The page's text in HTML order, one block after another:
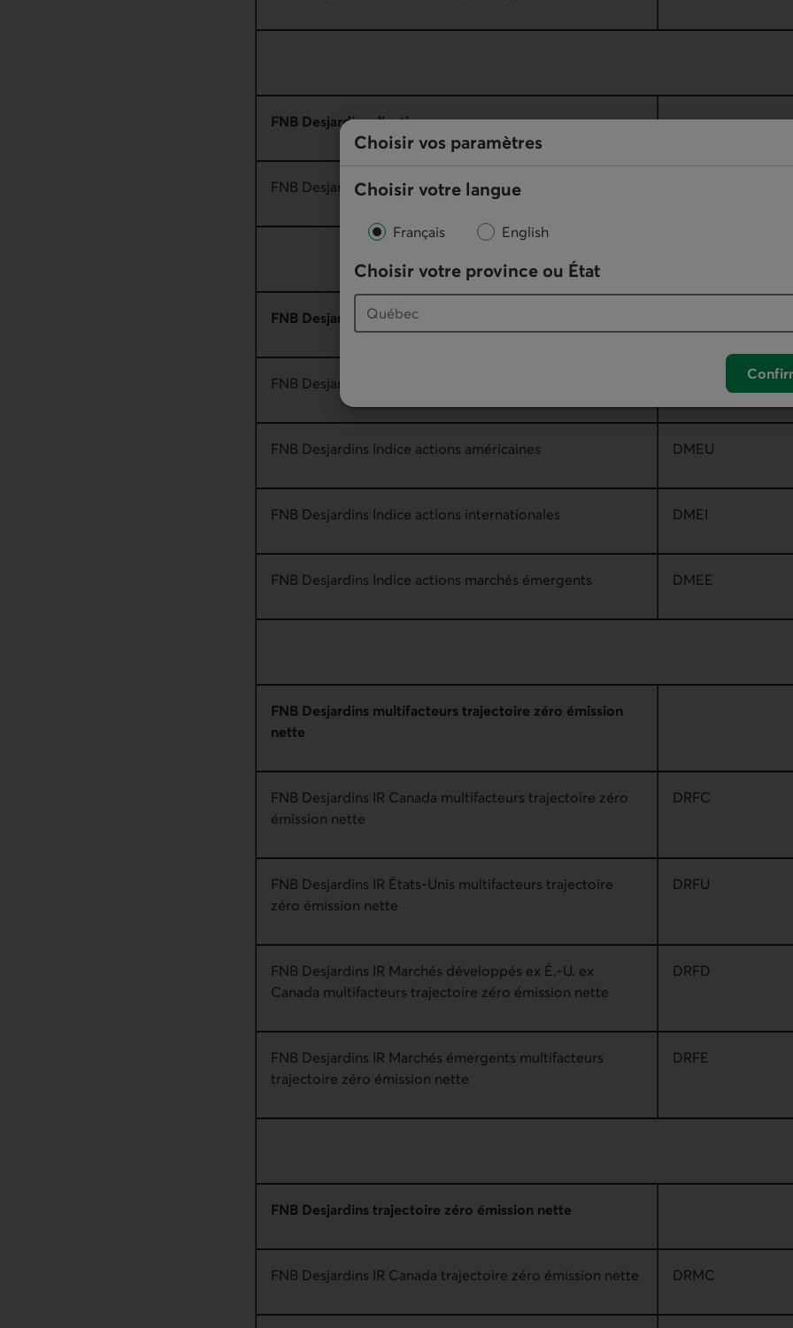
Choisir vos paramètres
Choisir votre langue
Français English
Choisir votre province ou État
FNB Desjardins d’actions
FNB Desjardins Actions Québec
FNB Desjardins Indices d’actions
FNB Desjardins Indice actions canadiennes
FNB Desjardins Indice actions américaines DMEU
FNB Desjardins Indice actions internationales DMEI
FNB Desjardins Indice actions marchés émergents DMEE
FNB Desjardins multifacteurs trajectoire zéro émission
nette
FNB Desjardins IR Canada multifacteurs trajectoire zéro
émission nette
DRFC
FNB Desjardins IR États-Unis multifacteurs trajectoire
zéro émission nette
DRFU
FNB Desjardins IR Marchés développés ex É.-U. ex
Canada multifacteurs trajectoire zéro émission nette
DRFD
FNB Desjardins IR Marchés émergents multifacteurs
trajectoire zéro émission nette
DRFE
FNB Desjardins trajectoire zéro émission nette
FNB Desjardins IR Canada trajectoire zéro émission nette DRMC